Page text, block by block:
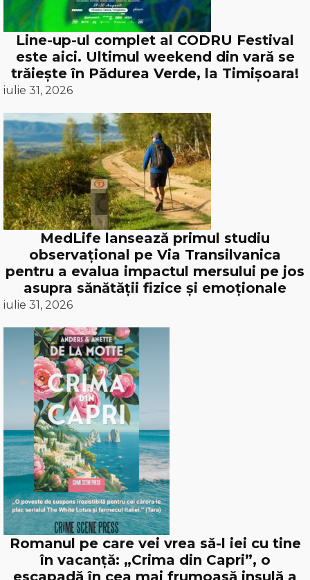
Line-up-ul complet al CODRU Festival
este aici. Ultimul weekend din vară se
trăiește în Pădurea Verde, la Timișoara!
iulie 31, 2026
MedLife lansează primul studiu
observațional pe Via Transilvanica
pentru a evalua impactul mersului pe jos
asupra sănătății fizice și emoționale
iulie 31, 2026
Romanul pe care vei vrea să-l iei cu tine
în vacanță: „Crima din Capri”, o
escapadă în cea mai frumoasă insulă a